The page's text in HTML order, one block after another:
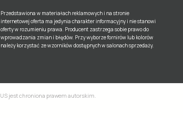
Przedstawiona w materiałach reklamowych i na stronie
internetowej oferta ma jedynia charakter informacyjny i nie stanowi
oferty w rozumieniu prawa. Producent zastrzega sobie prawo do
wprowadzania zmian i błędów. Przy wyborze fornirów lub kolorów
należy korzystać ze wzorników dostępnych w salonach sprzedaży.
jest chroniona prawem autorskim.